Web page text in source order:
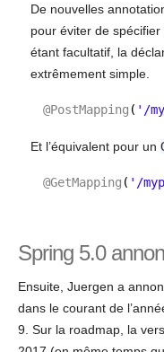
De nouvelles
pour éviter de spécifier
étant facultatif, la
extrêmement simple.
@PostMapping ( '/
Et l’équivalent pour un
@GetMapping ( '/
Spring 5.0
Ensuite, Juergen a
dans le courant de
9. Sur la roadmap, la